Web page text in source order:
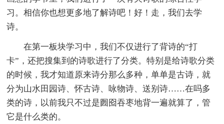
习。相信你也想更多地了解诗吧！好！走，我们去学
诗。
在第一板块学习中，我们不仅进行了背诗的“打
卡”，还把搜集到的诗歌进行了分类。特别是给诗歌分类
的时候，我才知道原来诗分那么多种，单单是古诗，就
分为山水田园诗、怀古诗、咏物诗、送别诗……在吗多
类的诗，以前我只不过是囫囵吞枣地背一遍就算了，管
它是什么类的。